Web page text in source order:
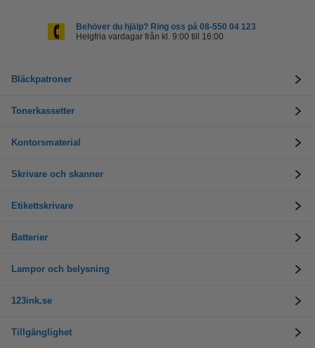
Behöver du hjälp? Ring oss på 08-550 04 123
Helgfria vardagar från kl. 9:00 till 16:00
Bläckpatroner
Tonerkassetter
Kontorsmaterial
Skrivare och skanner
Etikettskrivare
Batterier
Lampor och belysning
123ink.se
Tillgänglighet